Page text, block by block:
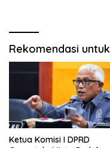
Rekomendasi
Ketua Komisi I DPRD